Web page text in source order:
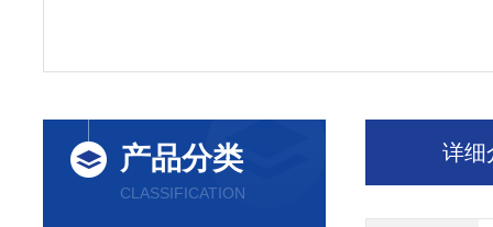
产品分类
CLASSIFICATION
详细